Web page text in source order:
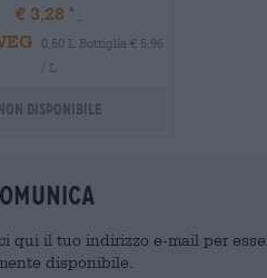
€ 3,28
0,50 L Bottiglia € 5,96
/ L
disponibile
qui il tuo indirizzo e-mail per
disponibile.